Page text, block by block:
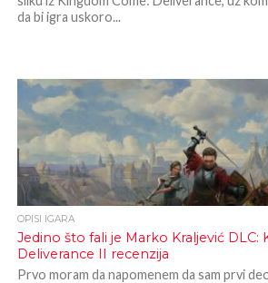
da bi igra uskoro...
OPISI IGARA
Jedino što fali je Marko Kraljević
Deliverance II recenzija
Prvo moram da napomenem da sam prvi